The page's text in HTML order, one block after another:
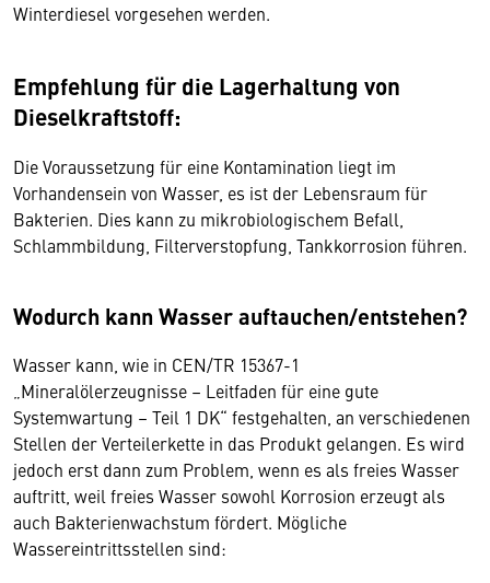
Winterdiesel vorgesehen werden.
Empfehlung für die Lagerhaltung von
Dieselkraftstoff:
Die Voraussetzung für eine Kontamination liegt im
Vorhandensein von Wasser, es ist der Lebensraum für
Bakterien. Dies kann zu mikrobiologischem Befall,
Schlammbildung, Filterverstopfung, Tankkorrosion führen.
Wodurch kann Wasser auftauchen/entstehen?
Wasser kann, wie in CEN/TR 15367-1
„Mineralölerzeugnisse – Leitfaden für eine gute
Systemwartung – Teil 1 DK“ festgehalten, an verschiedenen
Stellen der Verteilerkette in das Produkt gelangen. Es wird
jedoch erst dann zum Problem, wenn es als freies Wasser
auftritt, weil freies Wasser sowohl Korrosion erzeugt als
auch Bakterienwachstum fördert. Mögliche
Wassereintrittsstellen sind: